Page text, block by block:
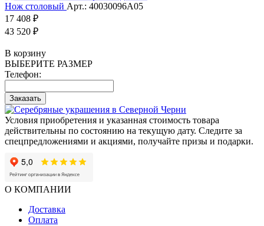
Нож столовый Арт.: 40030096А05
17 408 ₽
43 520 ₽
В корзину
ВЫБЕРИТЕ РАЗМЕР
Телефон:
Заказать
Условия приобретения и указанная стоимость товара
действительны по состоянию на текущую дату. Следите за
спецпредложениями и акциями, получайте призы и подарки.
О КОМПАНИИ
Доставка
Оплата